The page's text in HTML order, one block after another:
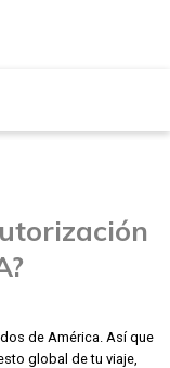
de América. Así que
global de tu viaje,